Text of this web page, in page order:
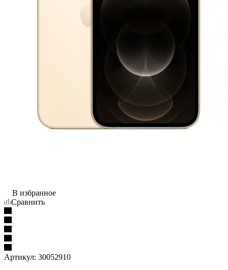
В избранное
Сравнить
Артикул: 30052910